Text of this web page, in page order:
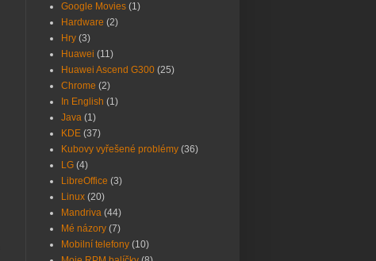
Google Movies (1)
Hardware (2)
Hry (3)
Huawei (11)
Huawei Ascend G300 (25)
Chrome (2)
In English (1)
Java (1)
KDE (37)
Kubovy vyřešené problémy (36)
LG (4)
LibreOffice (3)
Linux (20)
Mandriva (44)
Mé názory (7)
Mobilní telefony (10)